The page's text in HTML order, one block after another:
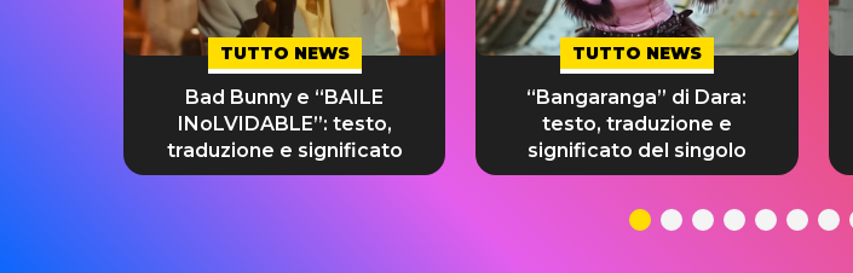
TUTTO NEWS
Bad Bunny e “BAILE
INoLVIDABLE”: testo,
traduzione e significato
TUTTO NEWS
“Bangaranga” di Dara:
testo, traduzione e
significato del singolo